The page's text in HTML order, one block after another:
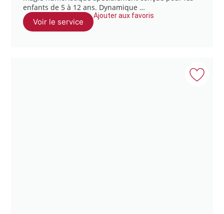
enfants de 5 à 12 ans. Dynamique …
Voir le service
Ajouter aux favoris